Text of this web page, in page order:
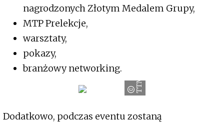
nagrodzonych Złotym Medalem Grupy,
MTP Prelekcje,
warsztaty,
pokazy,
branżowy networking.
TTM
Dodatkowo, podczas eventu zostaną